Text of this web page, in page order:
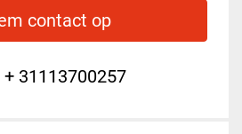
contact op
+ 31113700257